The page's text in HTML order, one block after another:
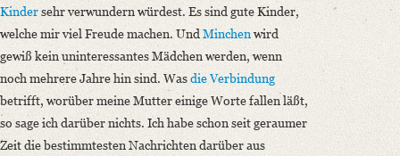
Kindersehr verwundern würdest. Es sind gute Kinder,
welche mir viel Freude machen. Und Minchenwird
gewiß kein uninteressantes Mädchen werden, wenn
noch mehrere Jahre hin sind. Wasdie Verbindung
betrifft, worüber meine Mutter einige Worte fallen läßt,
so sage ich darüber nichts. Ich habe schon seit geraumer
Zeit die bestimmtesten Nachrichten darüber aus